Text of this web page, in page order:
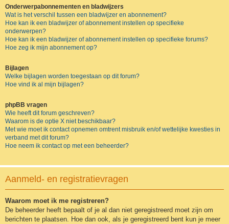
Onderwerpabonnementen en bladwijzers
Wat is het verschil tussen een bladwijzer en abonnement?
Hoe kan ik een bladwijzer of abonnement instellen op specifieke
onderwerpen?
Hoe kan ik een bladwijzer of abonnement instellen op specifieke forums?
Hoe zeg ik mijn abonnement op?
Bijlagen
Welke bijlagen worden toegestaan op dit forum?
Hoe vind ik al mijn bijlagen?
phpBB vragen
Wie heeft dit forum geschreven?
Waarom is de optie X niet beschikbaar?
Met wie moet ik contact opnemen omtrent misbruik en/of wettelijke kwesties in
verband met dit forum?
Hoe neem ik contact op met een beheerder?
Aanmeld- en registratievragen
Waarom moet ik me registreren?
De beheerder heeft bepaalt of je al dan niet geregistreerd moet zijn om
berichten te plaatsen. Hoe dan ook, als je geregistreerd bent kun je meer